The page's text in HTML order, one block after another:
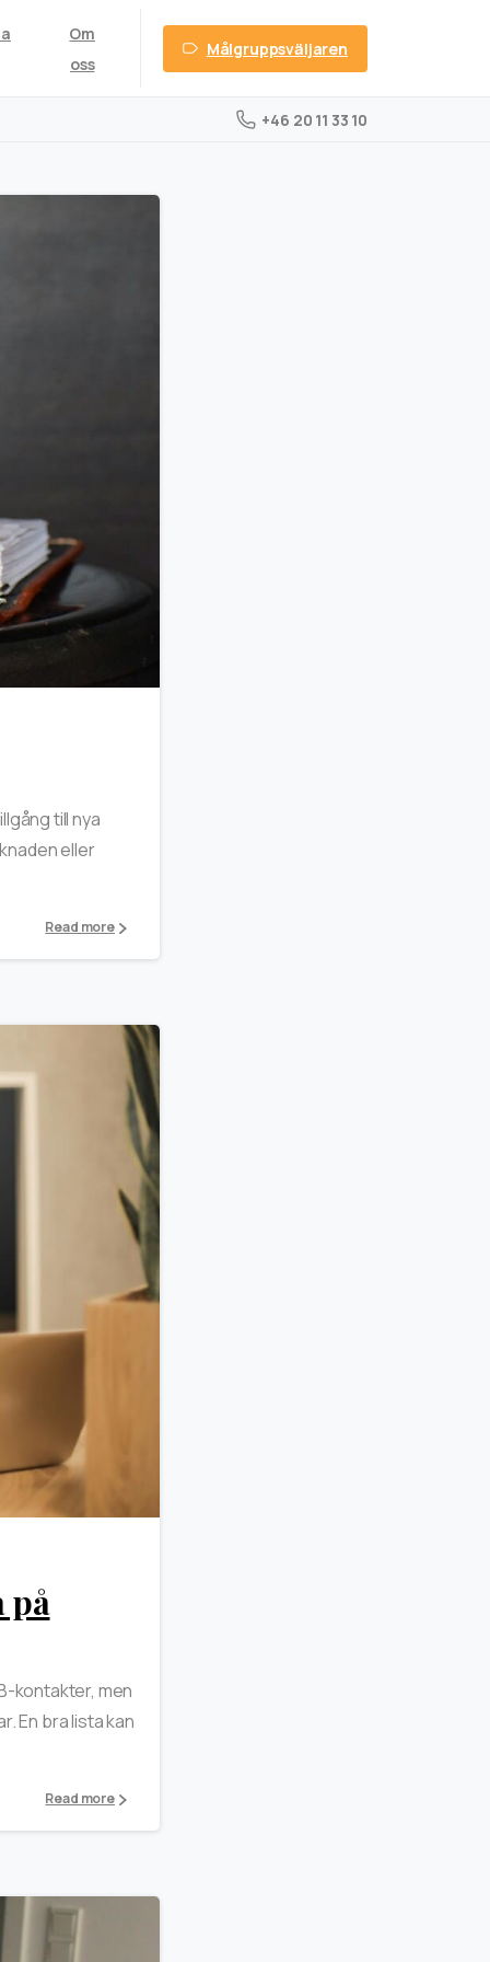
Om
oss
Målgruppsväljaren
+46 20 11 33 10
till nya
eller
Read more
på
kontakter, men
En bra lista kan
Read more